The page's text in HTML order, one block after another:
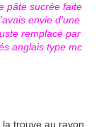
pâte sucrée faite
envie d'une
remplacé par
anglais type mc
trouve au rayon